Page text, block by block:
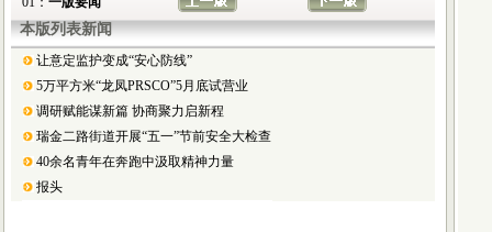
本版列表新闻
让意定监护变成“安心防线”
5万平方米“龙凤PRSCO”5月底试营业
调研赋能谋新篇 协商聚力启新程
瑞金二路街道开展“五一”节前安全大检查
40余名青年在奔跑中汲取精神力量
报头